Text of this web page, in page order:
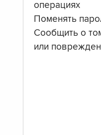
операциях
Поменять
Сообщить о
или